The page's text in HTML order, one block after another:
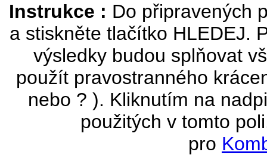
Instrukce : Do připravených
a stiskněte tlačítko HLEDEJ.
výsledky budou splňovat
použít pravostranného
nebo ? ). Kliknutím na
použitých v tomto
pro